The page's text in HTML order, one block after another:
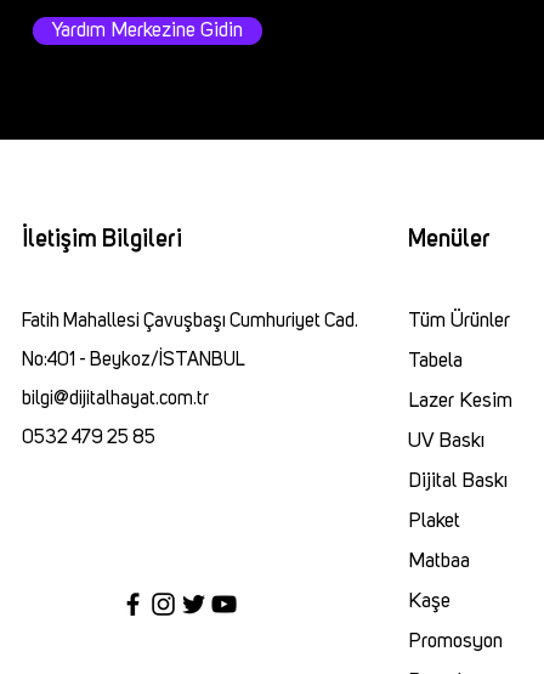
Yardım Merkezine Gidin
İletişim Bilgileri
Fatih Mahallesi Çavuşbaşı Cumhuriyet Cad.
No:401 - Beykoz/İSTANBUL
bilgi@dijitalhayat.com.tr
0532 479 25 85
Menüler
Tüm Ürünler
Tabela
Lazer Kesim
UV Baskı
Dijital Baskı
Plaket
Matbaa
Kaşe
Promosyon